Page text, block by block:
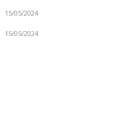
15/05/2024
15/05/2024